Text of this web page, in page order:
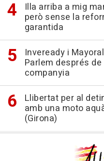
Illa arriba a mig
però sense la
garantida
Inveready i
Parlem després
companyia
Llibertat per al
amb una moto
(Girona)